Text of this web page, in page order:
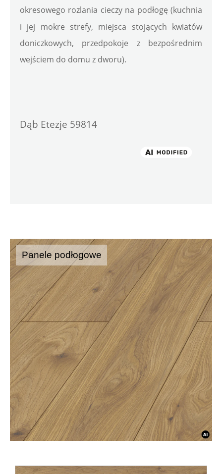
okresowego rozlania cieczy na podłogę (kuchnia
i jej mokre strefy, miejsca stojących kwiatów
doniczkowych, przedpokoje z bezpośrednim
wejściem do domu z dworu).
Dąb Etezje 59814
Panele podłogowe